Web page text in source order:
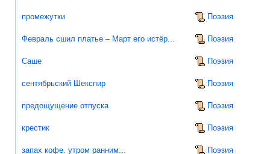
промежутки Поэзия
Февраль сшил платье – Март его истёр... Поэзия
Саше Поэзия
сентябрьский Шекспир Поэзия
предощущение отпуска Поэзия
крестик Поэзия
запах кофе. утром ранним... Поэзия